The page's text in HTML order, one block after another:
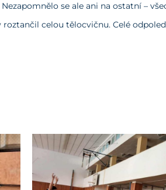
Nezapomnělo se ale ani na ostatní –
celou tělocvičnu. Celé